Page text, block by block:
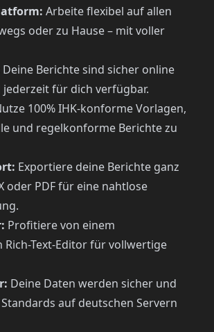
Arbeite flexibel auf allen
oder zu Hause – mit voller
Deine Berichte sind sicher online
für dich verfügbar.
100% IHK-konforme Vorlagen,
und regelkonforme Berichte zu
Exportiere deine Berichte ganz
oder PDF für eine nahtlose
Profitiere von einem
Rich-Text-Editor für vollwertige
Deine Daten werden sicher und
auf deutschen Servern